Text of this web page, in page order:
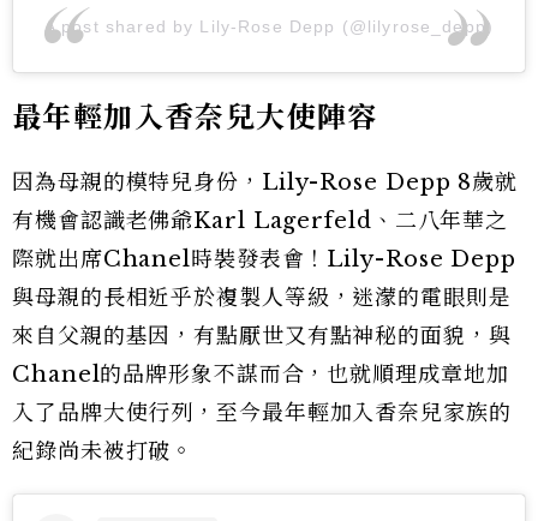
A post shared by Lily-Rose Depp (@lilyrose_depp)
最年輕加入香奈兒大使陣容
因為母親的模特兒身份，Lily-Rose Depp 8歲就
有機會認識老佛爺Karl Lagerfeld、二八年華之
際就出席Chanel時裝發表會！Lily-Rose Depp
與母親的長相近乎於複製人等級，迷濛的電眼則是
來自父親的基因，有點厭世又有點神秘的面貌，與
Chanel的品牌形象不謀而合，也就順理成章地加
入了品牌大使行列，至今最年輕加入香奈兒家族的
紀錄尚未被打破。